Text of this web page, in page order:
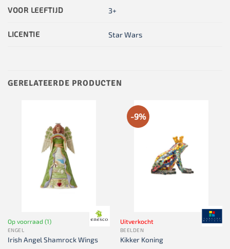
VOOR LEEFTIJD 3+
LICENTIE Star Wars
GERELATEERDE PRODUCTEN
Op voorraad (1)
ENGEL
Irish Angel Shamrock Wings
-9%
Uitverkocht
BEELDEN
Kikker Koning